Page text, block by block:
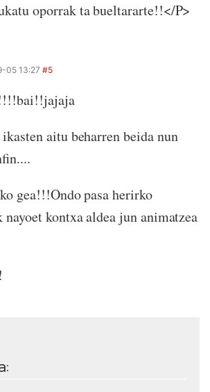
oporrak ta bueltararte!!</P>
05 13:27 #5
ikasten aitu beharren beida nun
gea!!!Ondo pasa herirko
kontxa aldea jun animatzea